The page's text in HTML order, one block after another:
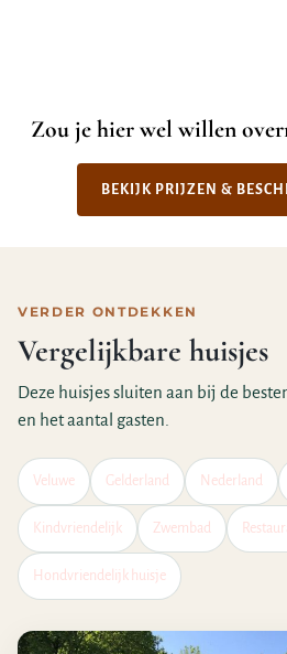
Zou je hier wel willen
BEKIJK PRIJZEN &
VERDER ONTDEKKEN
Vergelijkbare huisjes
Deze huisjes sluiten aan bij de
en het aantal gasten.
Veluwe Gelderland Nederland
Kindvriendelijk Zwembad
Hondvriendelijk huisje